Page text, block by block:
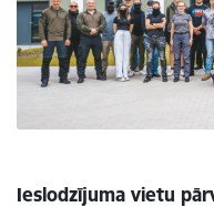
Ieslodzījuma vietu